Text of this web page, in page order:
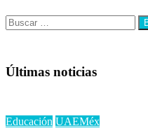
Buscar:
Últimas noticias
Educación UAEMéx